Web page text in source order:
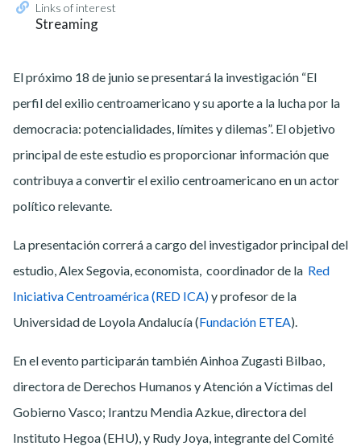
El próximo 18 de junio se presentará la investigación “El
perfil del exilio centroamericano y su aporte a la lucha por la
democracia: potencialidades, límites y dilemas”. El objetivo
principal de este estudio es proporcionar información que
contribuya a convertir el exilio centroamericano en un actor
político relevante.
La presentación correrá a cargo del investigador principal del
estudio, Alex Segovia, economista, coordinador de la Red
Iniciativa Centroamérica (RED ICA)y profesor de la
Universidad de Loyola Andalucía (Fundación ETEA).
En el evento participarán también Ainhoa Zugasti Bilbao,
directora de Derechos Humanos y Atención a Víctimas del
Gobierno Vasco; Irantzu Mendia Azkue, directora del
Instituto Hegoa (EHU), y Rudy Joya, integrante del Comité
Links of interest
Streaming